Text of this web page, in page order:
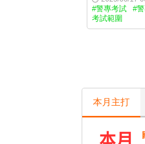
#警專考試 #
考試範圍
本月主打